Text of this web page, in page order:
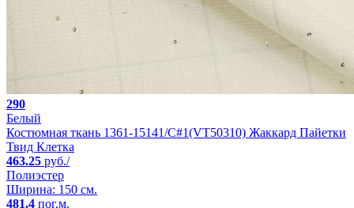
290
Белый
Костюмная ткань 1361-15141/C#1(VT50310) Жаккард Пайетки
Твид Клетка
463.25 руб./
Полиэстер
Ширина: 150 см.
481.4 пог.м.